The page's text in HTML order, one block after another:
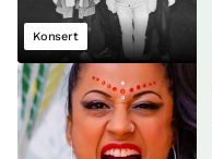
Konsert